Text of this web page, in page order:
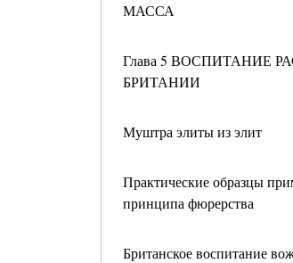
МАССА
Глава 5 ВОСПИТАНИЕ
БРИТАНИИ
Муштра элиты из элит
Практические образцы
принципа фюрерства
Британское воспитание